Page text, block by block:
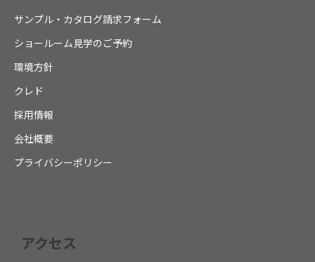
サンプル・カタログ請求フォーム
ショールーム見学のご予約
環境方針
クレド
採用情報
会社概要
プライバシーポリシー
アクセス